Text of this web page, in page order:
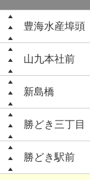
豊海水産埠頭
山九本社前
新島橋
勝どき三丁目
勝どき駅前